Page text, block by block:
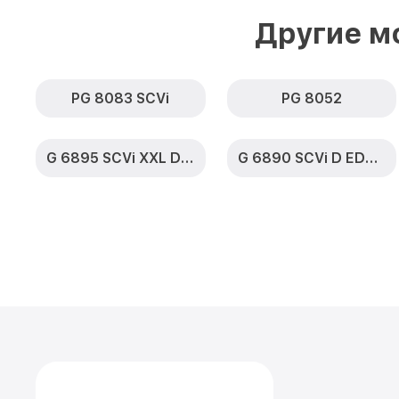
Другие
PG 8083 SCVi PG 8052
G 6895 SCVi XXL D ED230 2,0 k2o G 6890 SCVi D ED230 2,0 k2o